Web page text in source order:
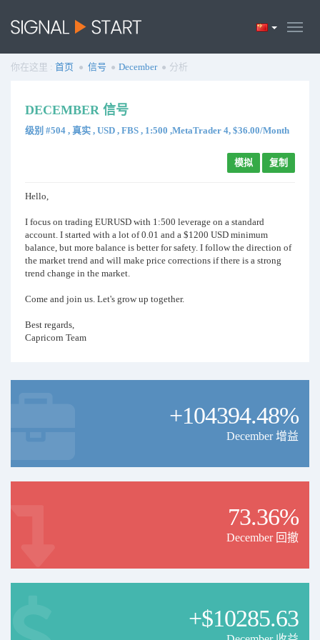
你在这里 : 首页 信号 December 分析
DECEMBER 信号
级别 #504 , 真实 , USD , FBS , 1:500 ,MetaTrader 4, $36.00/Month
模拟 复制
Hello,
I focus on trading EURUSD with 1:500 leverage on a standard
account. I started with a lot of 0.01 and a $1200 USD minimum
balance, but more balance is better for safety. I follow the direction of
the market trend and will make price corrections if there is a strong
trend change in the market.
Come and join us. Let's grow up together.
Best regards,
Capricorn Team
+104394.48%
December 增益
73.36%
December 回撤
+$10285.63